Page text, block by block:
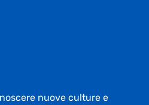
nuove culture e